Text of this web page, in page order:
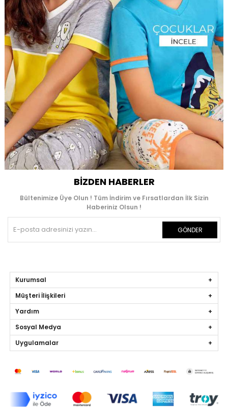
BIZDEN HABERLER
Bültenimize Üye Olun ! Tüm İndirim ve Fırsatlardan İlk Sizin
Haberiniz Olsun !
GÖNDER
Kurumsal
Müşteri İlişkileri
Yardım
Sosyal Medya
Uygulamalar